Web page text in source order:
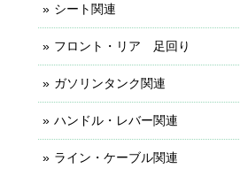
シート関連
フロント・リア 足回り
ガソリンタンク関連
ハンドル・レバー関連
ライン・ケーブル関連